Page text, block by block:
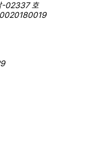
-02337 호